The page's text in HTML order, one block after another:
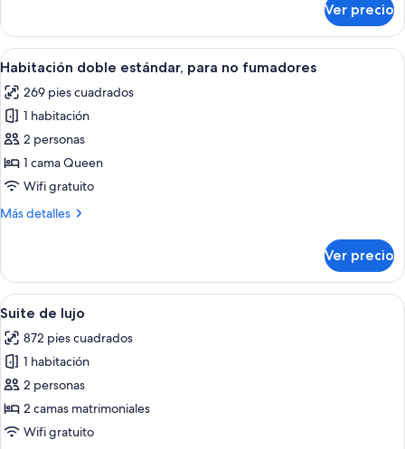
(MODE,BF,Executive
Lounge
Access)
de
lujo,
para
fumadores
(MODE,BF,Executive
Lounge
Access)
Ver precio
Abrir
todas
las
fotos
de
Habitación
doble
para
Habitación de hotel con una cama
6
Habitación doble estándar, para no fumadores
269 pies cuadrados
1 habitación
2 personas
1 cama Queen
Wifi gratuito
Más detalles
Más
doble
estándar,
para
fumadores
Ver precio
Abrir
todas
las
fotos
de
Suite
de
Una habitación de hotel moderna
6
Suite de lujo
872 pies cuadrados
1 habitación
2 personas
2 camas matrimoniales
Wifi gratuito